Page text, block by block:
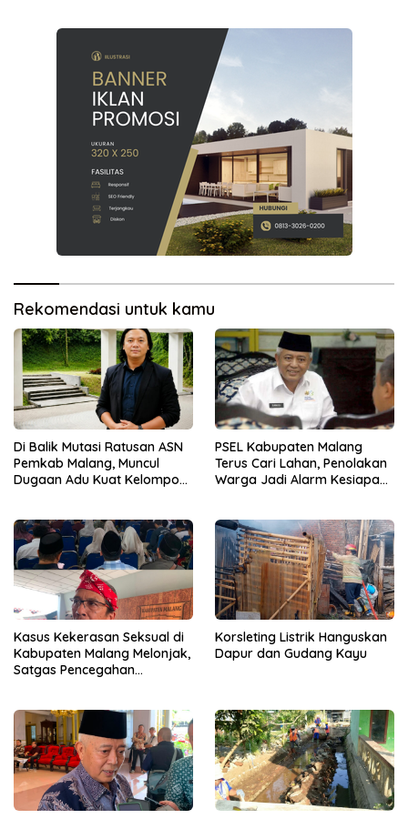
Rekomendasi untuk kamu
Di Balik Mutasi Ratusan ASN
Pemkab Malang, Muncul
Dugaan Adu Kuat Kelompok
PSEL Kabupaten Malang
Terus Cari Lahan, Penolakan
Warga Jadi Alarm Kesiapan
Kasus Kekerasan Seksual di
Kabupaten Malang Melonjak,
Satgas Pencegahan
Korsleting Listrik Hanguskan
Dapur dan Gudang Kayu